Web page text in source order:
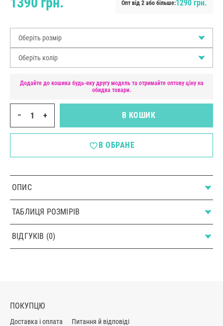
Опт від 2 або більше:1290 грн.
Оберіть розмір
Оберіть колір
Додайте до кошика будь-яку другу модель та отримайте оптову ціну на
обидва товари.
− + В КОШИК
В ОБРАНЕ
ОПИС
ТАБЛИЦЯ РОЗМІРІВ
ВІДГУКІВ (0)
ПОКУПЦЮ
Доставка і оплата
Питання й відповіді